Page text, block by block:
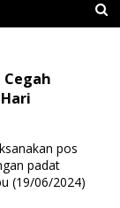
pos
padat
(19/06/2024)